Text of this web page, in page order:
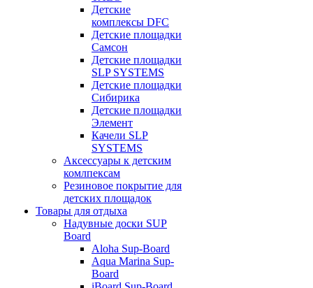
Детские
комплексы DFC
Детские площадки
Самсон
Детские площадки
SLP SYSTEMS
Детские площадки
Сибирика
Детские площадки
Элемент
Качели SLP
SYSTEMS
Аксессуары к детским
комлпексам
Резиновое покрытие для
детских площадок
Товары для отдыха
Надувные доски SUP
Board
Aloha Sup-Board
Aqua Marina Sup-
Board